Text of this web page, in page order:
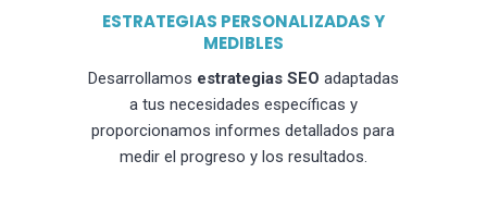
ESTRATEGIAS PERSONALIZADAS Y
MEDIBLES
Desarrollamos estrategias SEO adaptadas
a tus necesidades específicas y
proporcionamos informes detallados para
medir el progreso y los resultados.